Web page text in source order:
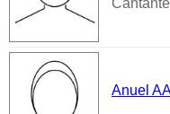
Cantante
Anuel